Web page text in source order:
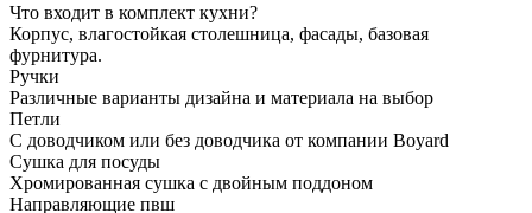
Что входит в комплект кухни?
Корпус, влагостойкая столешница, фасады, базовая
фурнитура.
Ручки
Различные варианты дизайна и материала на выбор
Петли
С доводчиком или без доводчика от компании Boyard
Сушка для посуды
Хромированная сушка с двойным поддоном
Направляющие пвш